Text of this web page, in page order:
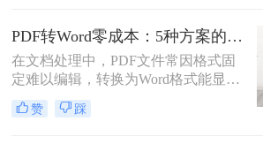
用固定坐标记录每个文字、图形的精
确位置，而Word是流式排版，内容从
上到下流动、自动换行。
PDF转Word零成本：5种方案的成本、速度、精度对比！
在文档处理中，PDF文件常因格式固
定难以编辑，转换为Word格式能显著
提升工作效率。然而，市面上许多转
换工具需付费或存在隐私风险，那么
赞 踩